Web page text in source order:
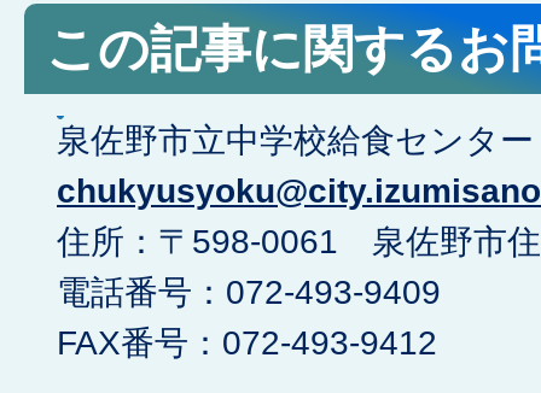
この記事に関するお
泉佐野市立中学校給食センタ
住所：〒598-0061 泉佐野市
電話番号：072-493-9409
FAX番号：072-493-9412